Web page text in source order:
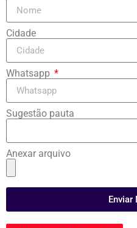
Cidade
Whatsapp
Sugestão pauta
Anexar arquivo
Enviar